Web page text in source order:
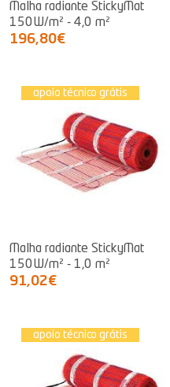
Malha radiante StickyMat
150W/m² - 4,0 m²
196,80€
apoio técnico grátis
Malha radiante StickyMat
150W/m² - 1,0 m²
91,02€
apoio técnico grátis